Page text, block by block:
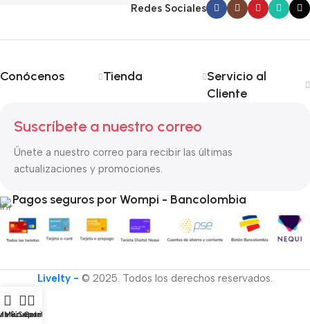
Redes Sociales
Conócenos Tienda
Servicio al
Cliente
Suscríbete a nuestro correo
Únete a nuestro correo para recibir las últimas
actualizaciones y promociones.
Pagos seguros por Wompi - Bancolombia
Livelty - © 2025. Todos los derechos reservados.
& Soporte
Mi cuenta
Carrito